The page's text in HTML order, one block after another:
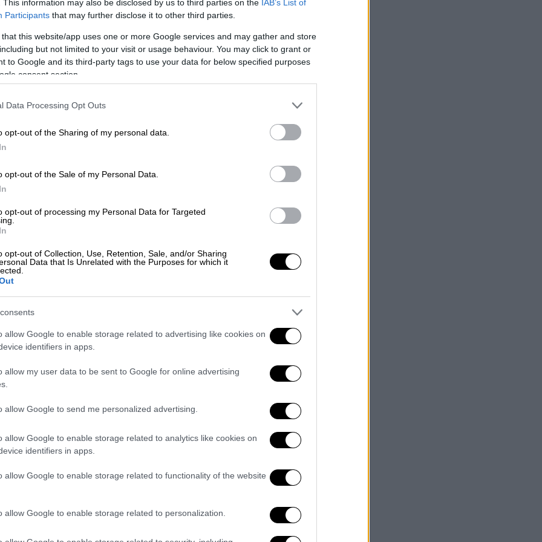
This information may also be disclosed by us to third parties on the IAB’s List of
Participants that may further disclose it to other third parties.
that this website/app uses one or more Google services and may gather and store
but not limited to your visit or usage behaviour. You may click to grant or
to Google and its third-party tags to use your data for below specified purposes
consent section.
Data Processing Opt Outs
opt-out of the Sharing of my personal data.
opt-out of the Sale of my Personal Data.
opt-out of processing my Personal Data for Targeted
opt-out of Collection, Use, Retention, Sale, and/or Sharing
Data that Is Unrelated with the Purposes for which it
allow Google to enable storage related to advertising like cookies on
identifiers in apps.
allow my user data to be sent to Google for online advertising
allow Google to send me personalized advertising.
allow Google to enable storage related to analytics like cookies on
identifiers in apps.
allow Google to enable storage related to functionality of the website
allow Google to enable storage related to personalization.
τη γνωστή σε όλους «Ομάδα Αλήθειας»,
και προσωπικά τον πρωθυπουργό
τα αντανακλαστικά του ταχύτατα
υπεράσπιση της κυβέρνησης και του
κρίσης . Από την τραγωδία στα
και από την μεταναστευτική κρίση
ψηφιακή αυτή φρουρά δίνει το
διαμορφώνοντας το αφήγημα προτού
για κάποια πρωτοτυπία· ο ΣΥΡΙΖΑ
αρκετά πρόσφατα από τον Χρήστο
για τη στρατολόγηση
στα social media) που διαδίδουν το
και εξαπολύουν επιθέσεις κατά των
ότικεντρικά στελέχη ενός
από μια ιδιωτική
οποία διατηρούν στενούς δεσμούς με το
ονόματα εργαζομένων τηςBlueSkies
του inside story αποτελούν την
Story: Αποκαλύπτεται ο
της ΝΔ»
φέρνει στο φως το σκοτεινό δίκτυο
μηχανής της
εταιρεία Blue Skies,